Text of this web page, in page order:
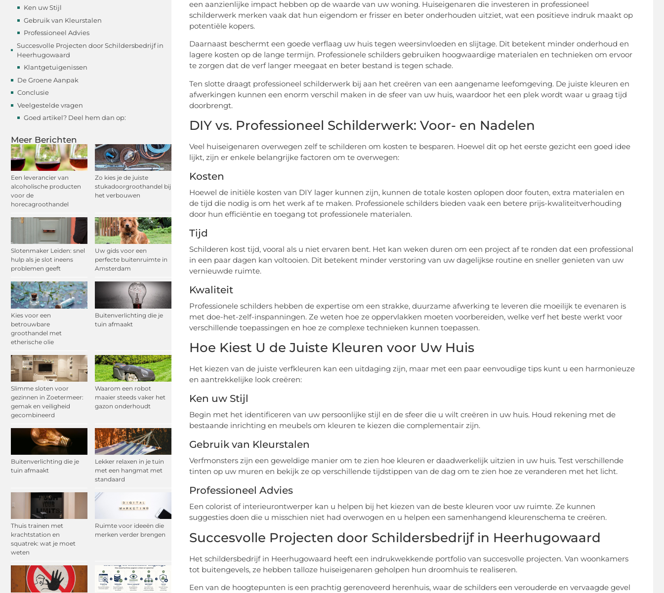
Ken uw Stijl
Gebruik van Kleurstalen
Professioneel Advies
Succesvolle Projecten door Schildersbedrijf in
Heerhugowaard
Klantgetuigenissen
De Groene Aanpak
Conclusie
Veelgestelde vragen
Goed artikel? Deel hem dan op:
Meer Berichten
Een leverancier van
alcoholische producten
voor de
horecagroothandel
Zo kies je de juiste
stukadoorgroothandel bij
het verbouwen
Slotenmaker Leiden: snel
hulp als je slot ineens
problemen geeft
Uw gids voor een
perfecte buitenruimte in
Amsterdam
Kies voor een
betrouwbare
groothandel met
etherische olie
Buitenverlichting die je
tuin afmaakt
Slimme sloten voor
gezinnen in Zoetermeer:
gemak en veiligheid
gecombineerd
Waarom een robot
maaier steeds vaker het
gazon onderhoudt
Buitenverlichting die je
tuin afmaakt
Lekker relaxen in je tuin
met een hangmat met
standaard
Thuis trainen met
krachtstation en
squatrek: wat je moet
weten
Ruimte voor ideeën die
merken verder brengen
een aanzienlijke impact hebben op de waarde van uw woning. Huiseigenaren die investeren in professioneel
schilderwerk merken vaak dat hun eigendom er frisser en beter onderhouden uitziet, wat een positieve indruk maakt op
potentiële kopers.
Daarnaast beschermt een goede verflaag uw huis tegen weersinvloeden en slijtage. Dit betekent minder onderhoud en
lagere kosten op de lange termijn. Professionele schilders gebruiken hoogwaardige materialen en technieken om ervoor
te zorgen dat de verf langer meegaat en beter bestand is tegen schade.
Ten slotte draagt professioneel schilderwerk bij aan het creëren van een aangename leefomgeving. De juiste kleuren en
afwerkingen kunnen een enorm verschil maken in de sfeer van uw huis, waardoor het een plek wordt waar u graag tijd
doorbrengt.
DIY vs. Professioneel Schilderwerk: Voor- en Nadelen
Veel huiseigenaren overwegen zelf te schilderen om kosten te besparen. Hoewel dit op het eerste gezicht een goed idee
lijkt, zijn er enkele belangrijke factoren om te overwegen:
Kosten
Hoewel de initiële kosten van DIY lager kunnen zijn, kunnen de totale kosten oplopen door fouten, extra materialen en
de tijd die nodig is om het werk af te maken. Professionele schilders bieden vaak een betere prijs-kwaliteitverhouding
door hun efficiëntie en toegang tot professionele materialen.
Tijd
Schilderen kost tijd, vooral als u niet ervaren bent. Het kan weken duren om een project af te ronden dat een professional
in een paar dagen kan voltooien. Dit betekent minder verstoring van uw dagelijkse routine en sneller genieten van uw
vernieuwde ruimte.
Kwaliteit
Professionele schilders hebben de expertise om een strakke, duurzame afwerking te leveren die moeilijk te evenaren is
met doe-het-zelf-inspanningen. Ze weten hoe ze oppervlakken moeten voorbereiden, welke verf het beste werkt voor
verschillende toepassingen en hoe ze complexe technieken kunnen toepassen.
Hoe Kiest U de Juiste Kleuren voor Uw Huis
Het kiezen van de juiste verfkleuren kan een uitdaging zijn, maar met een paar eenvoudige tips kunt u een harmonieuze
en aantrekkelijke look creëren:
Ken uw Stijl
Begin met het identificeren van uw persoonlijke stijl en de sfeer die u wilt creëren in uw huis. Houd rekening met de
bestaande inrichting en meubels om kleuren te kiezen die complementair zijn.
Gebruik van Kleurstalen
Verfmonsters zijn een geweldige manier om te zien hoe kleuren er daadwerkelijk uitzien in uw huis. Test verschillende
tinten op uw muren en bekijk ze op verschillende tijdstippen van de dag om te zien hoe ze veranderen met het licht.
Professioneel Advies
Een colorist of interieurontwerper kan u helpen bij het kiezen van de beste kleuren voor uw ruimte. Ze kunnen
suggesties doen die u misschien niet had overwogen en u helpen een samenhangend kleurenschema te creëren.
Succesvolle Projecten door Schildersbedrijf in Heerhugowaard
Het schildersbedrijf in Heerhugowaard heeft een indrukwekkende portfolio van succesvolle projecten. Van woonkamers
tot buitengevels, ze hebben talloze huiseigenaren geholpen hun droomhuis te realiseren.
Een van de hoogtepunten is een prachtig gerenoveerd herenhuis, waar de schilders een verouderde en vervaagde gevel